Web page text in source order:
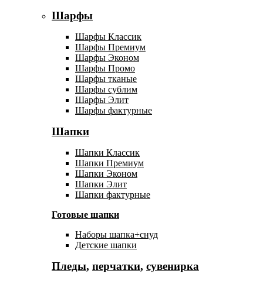
Шарфы
Шарфы Классик
Шарфы Премиум
Шарфы Эконом
Шарфы Промо
Шарфы тканые
Шарфы сублим
Шарфы Элит
Шарфы фактурные
Шапки
Шапки Классик
Шапки Премиум
Шапки Эконом
Шапки Элит
Шапки фактурные
Готовые шапки
Наборы шапка+снуд
Детские шапки
Пледы, перчатки, сувенирка